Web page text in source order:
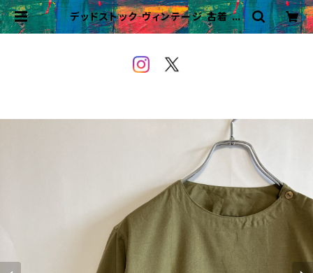
デッドストック ヴィンテージ 古着 ル
ーマニア軍 スリーピングシャツ プル